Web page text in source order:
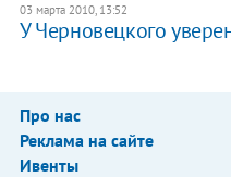
03 марта 2010, 13:52
У Черновецкого
Про нас
Реклама на сайте
Ивенты